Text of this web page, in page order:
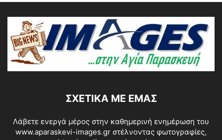
ΣΧΕΤΙΚΆ ΜΕ ΕΜΆΣ
Λάβετε ενεργά μέρος στην καθημερινή ενημέρωση του
www.aparaskevi-images.gr στέλνοντας φωτογραφίες,